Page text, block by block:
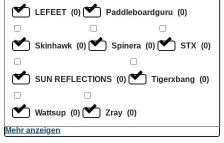
LEFEET (0) Paddleboardguru (0)
Skinhawk (0) Spinera (0) STX (0)
SUN REFLECTIONS (0) Tigerxbang (0)
Wattsup (0) Zray (0)
Mehr anzeigen